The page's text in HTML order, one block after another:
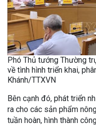
Phó Thủ tướng Thường
về tình hình triển khai,
Khánh/TTXVN
Bên cạnh đó, phát triển
ra cho các sản phẩm
tuần hoàn, hình thành